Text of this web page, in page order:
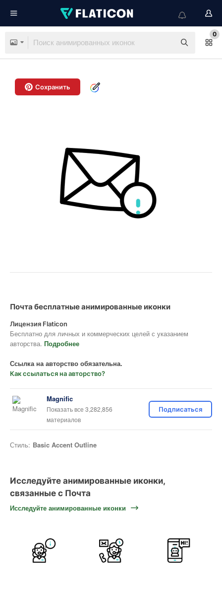
0
Сохранить
Почта бесплатные анимированные иконки
Лицензия Flaticon
Бесплатно для личных и коммерческих целей с указанием
авторства. Подробнее
Ссылка на авторство обязательна.
Как ссылаться на авторство?
Magnific
Показать все 3,282,856
материалов
Подписаться
Стиль: Basic Accent Outline
Исследуйте анимированные иконки,
связанные с Почта
Исследуйте анимированные иконки